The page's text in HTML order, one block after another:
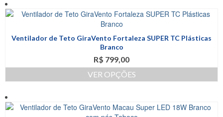
na
página
do
produto
tem
várias
As
opções
podem
ser
escolhidas
do
Ventilador de Teto GiraVento Fortaleza SUPER TC Plásticas
Branco
R$ 799,00
VER OPÇÕES
tem